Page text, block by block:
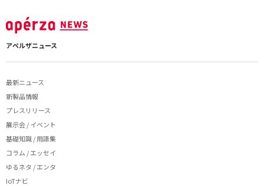
アペルザニュース
最新ニュース
新製品情報
プレスリリース
展示会 / イベント
基礎知識 / 用語集
コラム / エッセイ
ゆるネタ / エンタ
IoTナビ